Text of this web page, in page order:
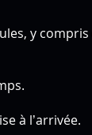
y
à l’arrivée.